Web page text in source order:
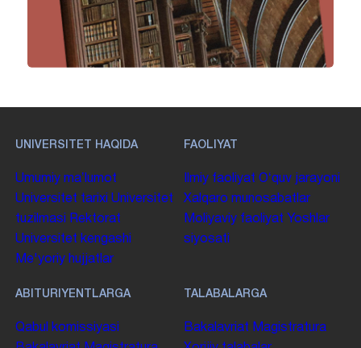
UNIVERSITET HAQIDA
Umumiy maʼlumot
Universitet tarixi Universitet
tuzilmasi
Rektorat
Universitet kengashi
Me'yoriy hujjatlar
FAOLIYAT
Ilmiy faoliyat Oʻquv jarayoni
Xalqaro munosabatlar
Moliyaviy faoliyat Yoshlar
siyosati
ABITURIYENTLARGA
Qabul komissiyasi
TALABALARGA
Bakalavriat Magistratura